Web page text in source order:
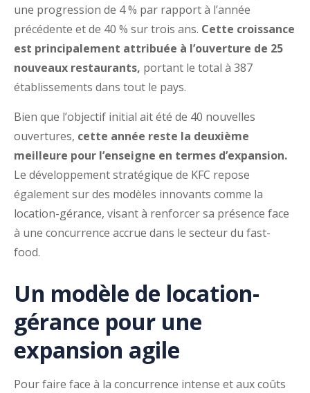
une progression de 4 % par rapport à l’année
précédente et de 40 % sur trois ans. Cette croissance
est principalement attribuée à l’ouverture de 25
nouveaux restaurants, portant le total à 387
établissements dans tout le pays.
Bien que l’objectif initial ait été de 40 nouvelles
ouvertures, cette année reste la deuxième
meilleure pour l’enseigne en termes d’expansion.
Le développement stratégique de KFC repose
également sur des modèles innovants comme la
location-gérance, visant à renforcer sa présence face
à une concurrence accrue dans le secteur du fast-
food.
Un modèle de location-
gérance pour une
expansion agile
Pour faire face à la concurrence intense et aux coûts